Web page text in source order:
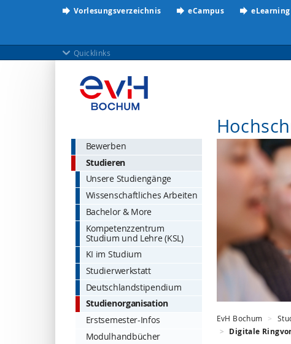
Vorlesungsverzeichnis eCampus eLearning
Quicklinks
Bewerben
Studieren
Unsere Studiengänge
Wissenschaftliches Arbeiten
Bachelor & More
Kompetenzzentrum
Studium und Lehre (KSL)
KI im Studium
Studierwerkstatt
Deutschlandstipendium
Studienorganisation
Erstsemester-Infos
Modulhandbücher
EvH Bochum
Digitale